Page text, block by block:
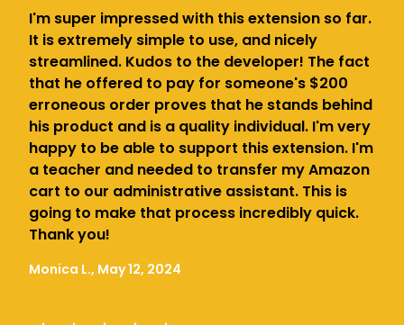
I'm super impressed with this extension so far.
It is extremely simple to use, and nicely
streamlined. Kudos to the developer! The fact
that he offered to pay for someone's $200
erroneous order proves that he stands behind
his product and is a quality individual. I'm very
happy to be able to support this extension. I'm
a teacher and needed to transfer my Amazon
cart to our administrative assistant. This is
going to make that process incredibly quick.
Thank you!
Monica L., May 12, 2024